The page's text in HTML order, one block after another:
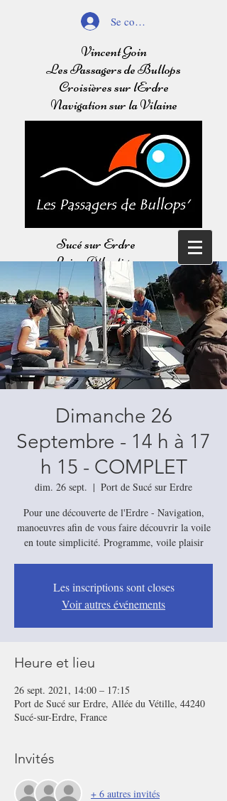
Se connecter
Vincent Goin
Les Passagers de Bullops
Croisières sur lErdre
Navigation sur la Vilaine
Sucé sur Erdre
Loire Atlantique
Balades sur l'Erdre
Navigation sur la Vilaine
Dimanche 26
Septembre - 14 h à 17
h 15 - COMPLET
dim. 26 sept.
  |
Port de Sucé sur Erdre
Pour une découverte de l'Erdre - Navigation,
manoeuvres afin de vous faire découvrir la voile
en toute simplicité. Programme, voile plaisir
Les inscriptions sont closes
Voir autres événements
Heure et lieu
26 sept. 2021, 14:00 – 17:15
Port de Sucé sur Erdre, Allée du Vétille, 44240
Sucé-sur-Erdre, France
Invités
+ 6 autres invités